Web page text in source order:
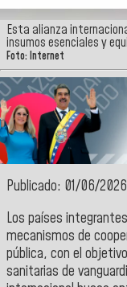
Esta alianza
insumos esenciales y
Foto: Internet
Publicado: 01/06/
Los países
mecanismos de
pública, con el
sanitarias de